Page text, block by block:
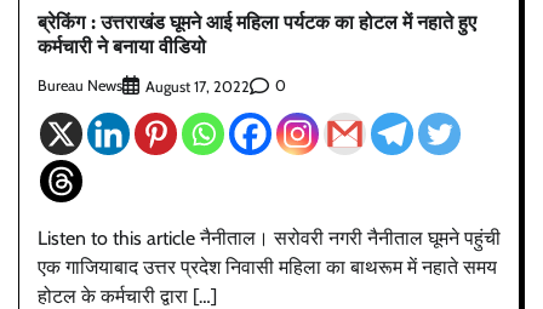
ब्रेकिंग : उत्तराखंड घूमने आई महिला पर्यटक का होटल में नहाते हुए
कर्मचारी ने बनाया वीडियो
Bureau News August 17, 2022 0
Listen to this article नैनीताल। सरोवरी नगरी नैनीताल घूमने पहुंची
एक गाजियाबाद उत्तर प्रदेश निवासी महिला का बाथरूम में नहाते समय
होटल के कर्मचारी द्वारा […]